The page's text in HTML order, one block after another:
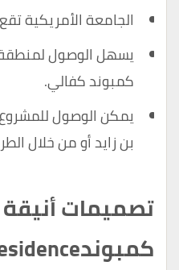
الجامعة الأمريكية
يسهل الوصول
كمبوند كفالي.
يمكن الوصول
بن زايد أو من خلال
تصميمات
كمبوند